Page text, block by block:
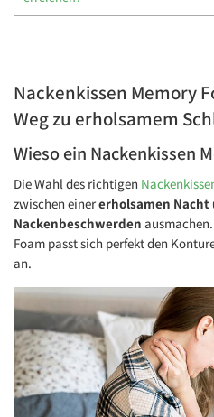
Nackenkissen Memory
Weg zu erholsamem
Wieso ein Nackenkissen
Die Wahl des richtigen
zwischen einererholsamen
Nackenbeschwerden
Foam passt sich perfekt den
an.